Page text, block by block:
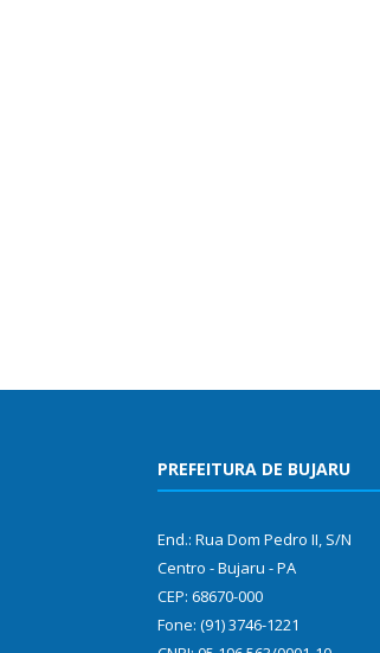
PREFEITURA DE BUJARU
End.: Rua Dom Pedro II, S/N
Centro - Bujaru - PA
CEP: 68670-000
Fone: (91) 3746-1221